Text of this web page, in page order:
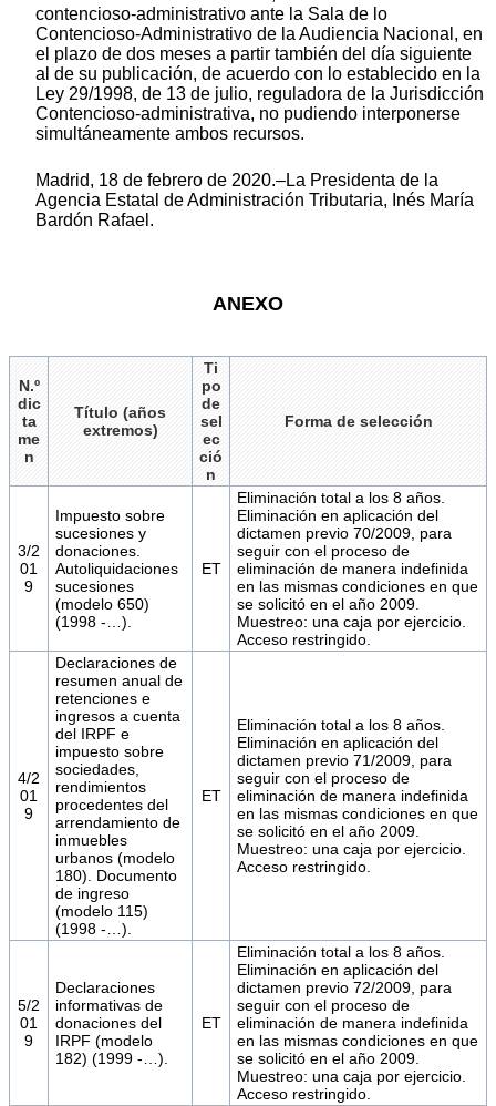
contencioso-administrativo ante la Sala de lo
Contencioso-Administrativo de la Audiencia Nacional, en
el plazo de dos meses a partir también del día siguiente
al de su publicación, de acuerdo con lo establecido en la
Ley 29/1998, de 13 de julio, reguladora de la Jurisdicción
Contencioso-administrativa, no pudiendo interponerse
simultáneamente ambos recursos.
Madrid, 18 de febrero de 2020.–La Presidenta de la
Agencia Estatal de Administración Tributaria, Inés María
Bardón Rafael.
ANEXO
N.º
dic
ta
me
n
Título (años
extremos)
Ti
po
de
sel
ec
ció
n
Forma de selección
3/2
01
9
Impuesto sobre
sucesiones y
donaciones.
Autoliquidaciones
sucesiones
(modelo 650)
(1998 -…).
ET
Eliminación total a los 8 años.
Eliminación en aplicación del
dictamen previo 70/2009, para
seguir con el proceso de
eliminación de manera indefinida
en las mismas condiciones en que
se solicitó en el año 2009.
Muestreo: una caja por ejercicio.
Acceso restringido.
4/2
01
9
Declaraciones de
resumen anual de
retenciones e
ingresos a cuenta
del IRPF e
impuesto sobre
sociedades,
rendimientos
procedentes del
arrendamiento de
inmuebles
urbanos (modelo
180). Documento
de ingreso
(modelo 115)
(1998 -…).
ET
Eliminación total a los 8 años.
Eliminación en aplicación del
dictamen previo 71/2009, para
seguir con el proceso de
eliminación de manera indefinida
en las mismas condiciones en que
se solicitó en el año 2009.
Muestreo: una caja por ejercicio.
Acceso restringido.
5/2
01
9
Declaraciones
informativas de
donaciones del
IRPF (modelo
182) (1999 -…).
ET
Eliminación total a los 8 años.
Eliminación en aplicación del
dictamen previo 72/2009, para
seguir con el proceso de
eliminación de manera indefinida
en las mismas condiciones en que
se solicitó en el año 2009.
Muestreo: una caja por ejercicio.
Acceso restringido.